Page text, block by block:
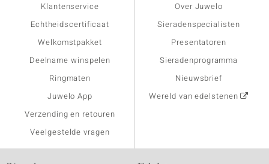
Klantenservice
Echtheidscertificaat
Welkomstpakket
Deelname winspelen
Ringmaten
Juwelo App
Verzending en retouren
Veelgestelde vragen
Over Juwelo
Sieradenspecialisten
Presentatoren
Sieradenprogramma
Nieuwsbrief
Wereld van edelstenen